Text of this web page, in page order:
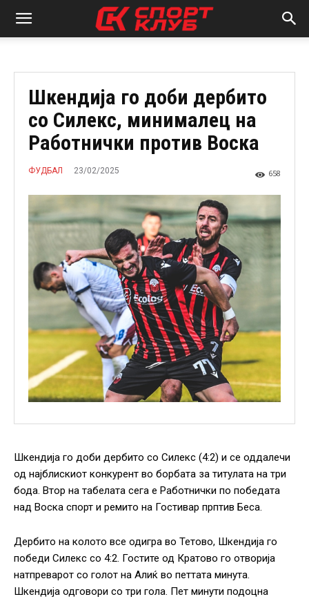
Шкендија го доби дербито
со Силекс, минималец на
Работнички против Воска
ФУДБАЛ 23/02/2025 658
Шкендија го доби дербито со Силекс (4:2) и се оддалечи
од најблискиот конкурент во борбата за титулата на три
бода. Втор на табелата сега е Работнички по победата
над Воска спорт и ремито на Гостивар прптив Беса.
Дербито на колото все одигра во Тетово, Шкендија го
победи Силекс со 4:2. Гостите од Кратово го отворија
натпреварот со голот на Алиќ во петтата минута.
Шкендија одговори со три гола. Пет минути подоцна